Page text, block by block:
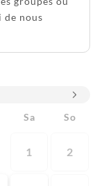
de nous
Sa So
1 2